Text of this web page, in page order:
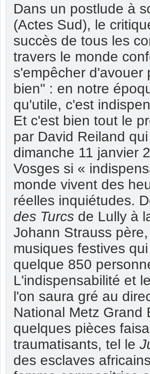
Dans un postlude à
(Actes Sud), le
succès de tous les
travers le monde
s'empêcher d'avouer
bien" : en notre
qu'utile, c'est
Et c'est bien tout le
par David Reiland
dimanche 11 janvier
Vosges si «
monde vivent des
réelles inquiétudes.
des Turcs de Lully à
Johann Strauss
musiques festives
quelque 850
L'indispensabilité et
l'on saura gré au
National Metz Grand
quelques pièces
traumatisants, tel le
des esclaves